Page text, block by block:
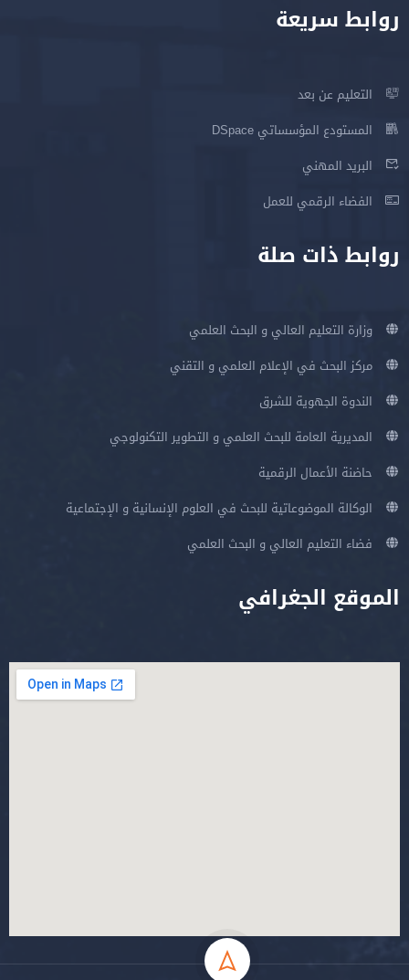
روابط سريعة
التعليم عن بعد
المستودع المؤسساتي DSpace
البريد المهني
الفضاء الرقمي للعمل
روابط ذات صلة
وزارة التعليم العالي و البحث العلمي
مركز البحث في الإعلام العلمي و التقني
الندوة الجهوية للشرق
المديرية العامة للبحث العلمي و التطوير التكنولوجي
حاضنة الأعمال الرقمية
الوكالة الموضوعاتية للبحث في العلوم الإنسانية و الإجتماعية
فضاء التعليم العالي و البحث العلمي
الموقع الجغرافي